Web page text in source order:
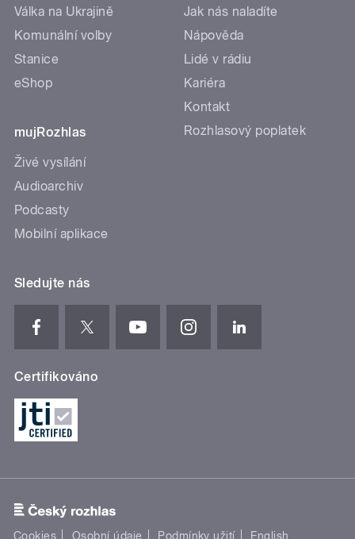
Válka na Ukrajině
Komunální volby
Stanice
eShop
mujRozhlas
Živé vysílání
Audioarchiv
Podcasty
Mobilní aplikace
Jak nás naladíte
Nápověda
Lidé v rádiu
Kariéra
Kontakt
Rozhlasový poplatek
Sledujte nás
Certifikováno
Cookies Osobní údaje Podmínky užití English